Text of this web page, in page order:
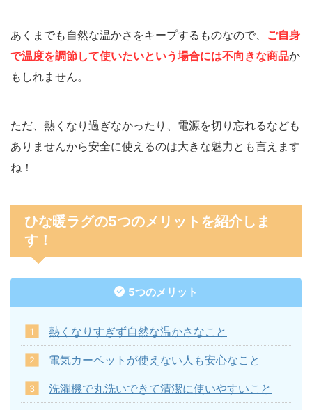
あくまでも自然な温かさをキープするものなので、 ご自身
で温度を調節して使いたいという場合には不向きな商品か
もしれません。
ただ、熱くなり過ぎなかったり、電源を切り忘れるなども
ありませんから安全に使えるのは大きな魅力とも言えます
ね！
ひな暖ラグの5つのメリットを紹介しま
す！
5つのメリット
熱くなりすぎず自然な温かさなこと
電気カーペットが使えない人も安心なこと
洗濯機で丸洗いできて清潔に使いやすいこと